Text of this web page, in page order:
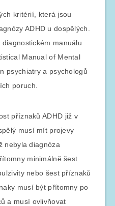
kritérií, která jsou
ADHD u dospělých.
manuálu
Manual of Mental
psychiatry a psychologů
poruch.
příznaků ADHD již v
musí mít projevy
nebyla diagnóza
minimálně šest
nebo šest příznaků
musí být přítomny po
a musí ovlivňovat